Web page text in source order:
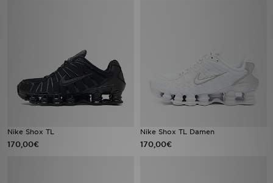
Nike Shox TL
170,00€
Nike Shox TL Damen
170,00€